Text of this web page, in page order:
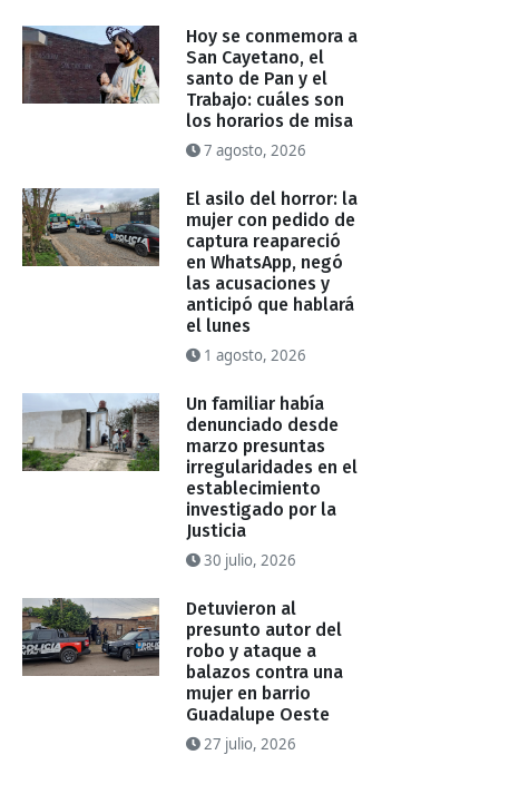
Hoy se conmemora a
San Cayetano, el
santo de Pan y el
Trabajo: cuáles son
los horarios de misa
7 agosto, 2026
El asilo del horror: la
mujer con pedido de
captura reapareció
en WhatsApp, negó
las acusaciones y
anticipó que hablará
el lunes
1 agosto, 2026
Un familiar había
denunciado desde
marzo presuntas
irregularidades en el
establecimiento
investigado por la
Justicia
30 julio, 2026
Detuvieron al
presunto autor del
robo y ataque a
balazos contra una
mujer en barrio
Guadalupe Oeste
27 julio, 2026